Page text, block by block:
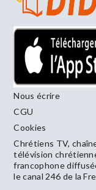
Nous écrire
CGU
Cookies
Chrétiens TV,
télévision
francophone
le canal 246 de la